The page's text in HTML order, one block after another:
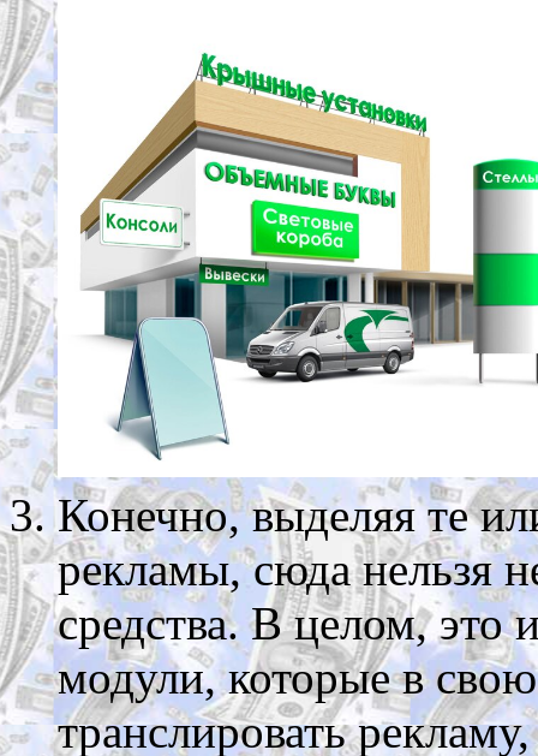
Конечно, выделяя те
рекламы, сюда нельзя
средства. В целом, это
модули, которые в
транслировать